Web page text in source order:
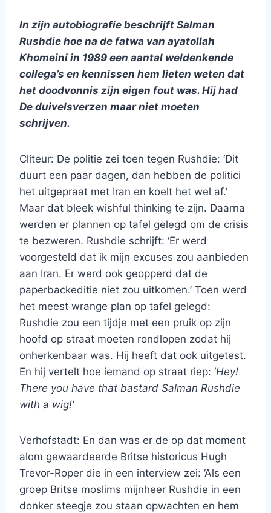
In zijn autobiografie beschrijft Salman
Rushdie hoe na de fatwa van ayatollah
Khomeini in 1989 een aantal weldenkende
collega’s en kennissen hem lieten weten dat
het doodvonnis zijn eigen fout was. Hij had
De duivelsverzen maar niet moeten
schrijven.
Cliteur: De politie zei toen tegen Rushdie: ‘Dit
duurt een paar dagen, dan hebben de politici
het uitgepraat met Iran en koelt het wel af.’
Maar dat bleek wishful thinking te zijn. Daarna
werden er plannen op tafel gelegd om de crisis
te bezweren. Rushdie schrijft: ‘Er werd
voorgesteld dat ik mijn excuses zou aanbieden
aan Iran. Er werd ook geopperd dat de
paperbackeditie niet zou uitkomen.’ Toen werd
het meest wrange plan op tafel gelegd:
Rushdie zou een tijdje met een pruik op zijn
hoofd op straat moeten rondlopen zodat hij
onherkenbaar was. Hij heeft dat ook uitgetest.
En hij vertelt hoe iemand op straat riep: ‘Hey!
There you have that bastard Salman Rushdie
with a wig!’
Verhofstadt: En dan was er de op dat moment
alom gewaardeerde Britse historicus Hugh
Trevor-Roper die in een interview zei: ‘Als een
groep Britse moslims mijnheer Rushdie in een
donker steegje zou staan opwachten en hem